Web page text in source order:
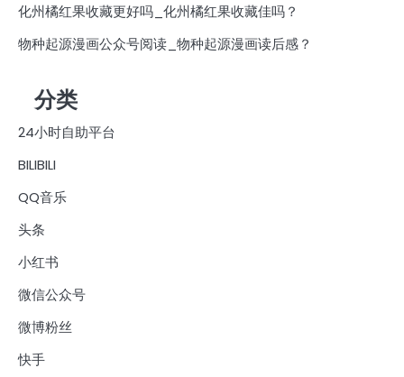
化州橘红果收藏更好吗_化州橘红果收藏佳吗？
物种起源漫画公众号阅读_物种起源漫画读后感？
分类
24小时自助平台
BILIBILI
QQ音乐
头条
小红书
微信公众号
微博粉丝
快手